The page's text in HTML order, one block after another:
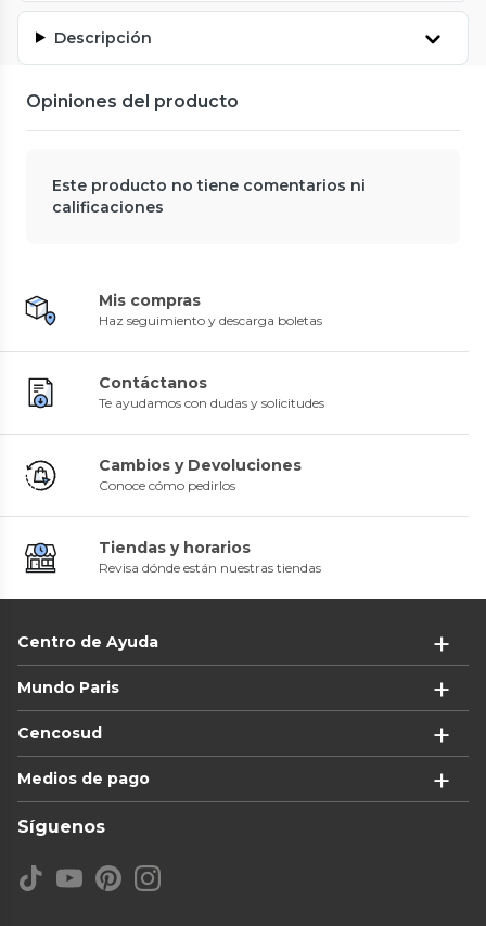
Descripción
Opiniones del producto
Este producto no tiene comentarios ni
calificaciones
Mis compras
Haz seguimiento y descarga boletas
Contáctanos
Te ayudamos con dudas y solicitudes
Cambios y Devoluciones
Conoce cómo pedirlos
Tiendas y horarios
Revisa dónde están nuestras tiendas
Centro de Ayuda
Mundo Paris
Cencosud
Medios de pago
Síguenos